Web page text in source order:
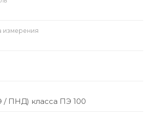
измерения
/ ПНД) класса ПЭ 100